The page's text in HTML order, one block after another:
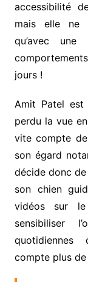
accessibilité
mais elle ne
qu’avec
jours !
Amit Patel est
perdu la vue
vite compte
son égard
décide donc
son chien
vidéos sur
sensibiliser
quotidiennes
compte plus